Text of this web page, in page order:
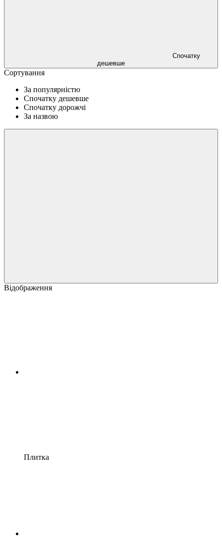
Спочатку
дешевше
Сортування
За популярністю
Спочатку дешевше
Спочатку дорожчі
За назвою
Відображення
Плитка